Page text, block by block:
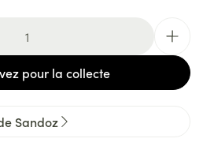
pour la collecte
Sandoz